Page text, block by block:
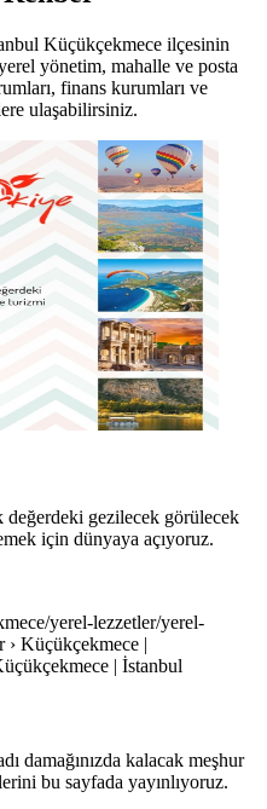
Küçükçekmece ilçesinin
yönetim, mahalle ve posta
finans kurumları ve
ulaşabilirsiniz.
gezilecek görülecek
için dünyaya açıyoruz.
yerel-lezzetler/yerel-
› Küçükçekmece |
| İstanbul
damağınızda kalacak meşhur
bu sayfada yayınlıyoruz.